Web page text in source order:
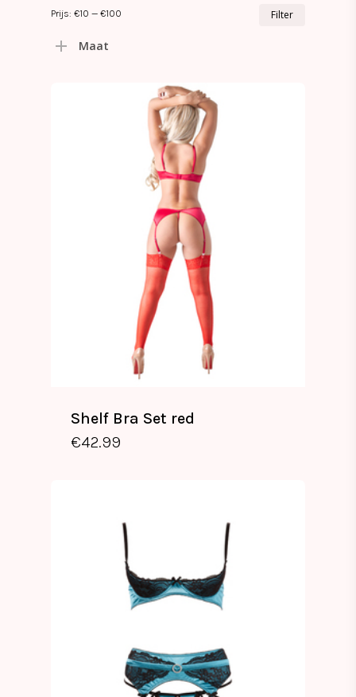
Filter
Prijs: €10 — €100
Maat
Shelf Bra Set red
€42.99